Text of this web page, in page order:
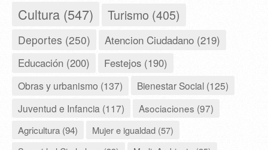
Cultura (547) Turismo (405)
Deportes (250) Atencion Ciudadano (219)
Educación (200) Festejos (190)
Obras y urbanismo (137)
Bienestar Social (125)
Juventud e Infancia (117)
Asociaciones (97)
Agricultura (94)
Mujer e igualdad (57)